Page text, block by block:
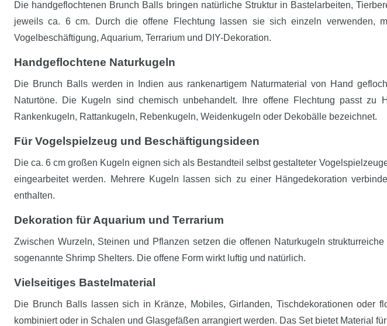
Die handgeflochtenen Brunch Balls bringen natürliche Struktur in Bastelarbeiten,
jeweils ca. 6 cm. Durch die offene Flechtung lassen sie sich einzeln verwenden,
Vogelbeschäftigung, Aquarium, Terrarium und DIY-Dekoration.
Handgeflochtene Naturkugeln
Die Brunch Balls werden in Indien aus rankenartigem Naturmaterial von Hand
Naturtöne. Die Kugeln sind chemisch unbehandelt. Ihre offene Flechtung passt
Rankenkugeln, Rattankugeln, Rebenkugeln, Weidenkugeln oder Dekobälle bezeichnet.
Für Vogelspielzeug und Beschäftigungsideen
Die ca. 6 cm großen Kugeln eignen sich als Bestandteil selbst gestalteter
eingearbeitet werden. Mehrere Kugeln lassen sich zu einer Hängedekoration
enthalten.
Dekoration für Aquarium und Terrarium
Zwischen Wurzeln, Steinen und Pflanzen setzen die offenen Naturkugeln
sogenannte Shrimp Shelters. Die offene Form wirkt luftig und natürlich.
Vielseitiges Bastelmaterial
Die Brunch Balls lassen sich in Kränze, Mobiles, Girlanden, Tischdekorationen oder
kombiniert oder in Schalen und Glasgefäßen arrangiert werden. Das Set bietet Material